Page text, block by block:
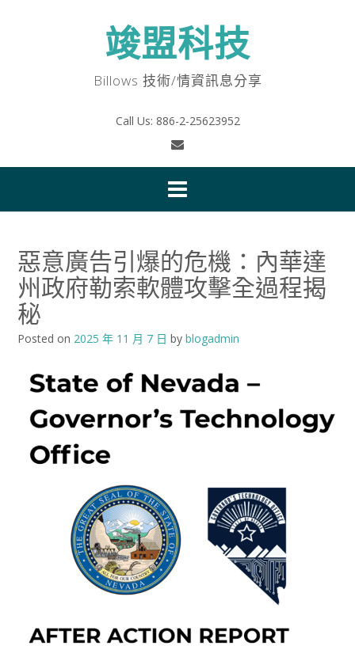
竣盟科技
Billows 技術/情資訊息分享
Call Us: 886-2-25623952
惡意廣告引爆的危機：內華達
州政府勒索軟體攻擊全過程揭
秘
Posted on 2025 年 11 月 7 日 by blogadmin